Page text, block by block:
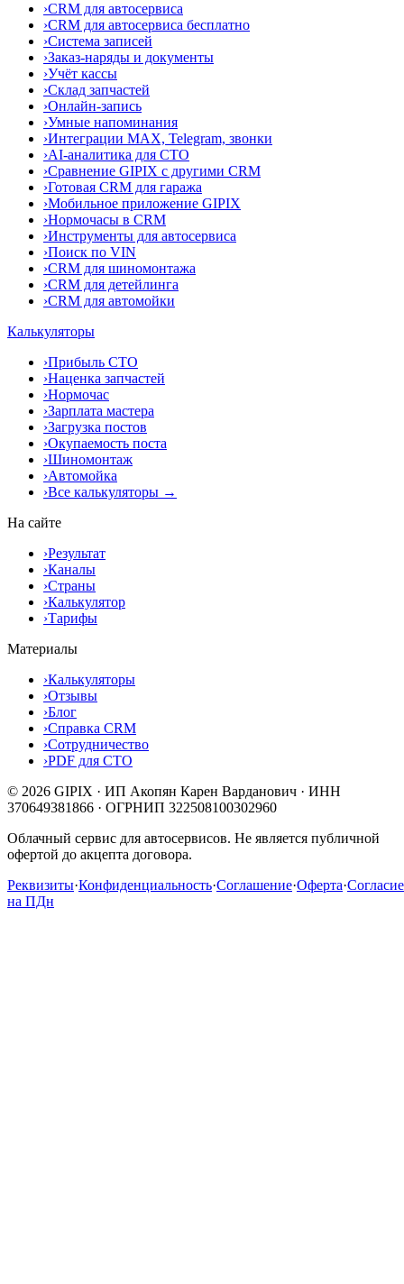
›CRM для автосервиса
›CRM для автосервиса бесплатно
›Система записей
›Заказ-наряды и документы
›Учёт кассы
›Склад запчастей
›Онлайн-запись
›Умные напоминания
›Интеграции MAX, Telegram, звонки
›AI-аналитика для СТО
›Сравнение GIPIX с другими CRM
›Готовая CRM для гаража
›Мобильное приложение GIPIX
›Нормочасы в CRM
›Инструменты для автосервиса
›Поиск по VIN
›CRM для шиномонтажа
›CRM для детейлинга
›CRM для автомойки
Калькуляторы
›Прибыль СТО
›Наценка запчастей
›Нормочас
›Зарплата мастера
›Загрузка постов
›Окупаемость поста
›Шиномонтаж
›Автомойка
›Все калькуляторы →
На сайте
›Результат
›Каналы
›Страны
›Калькулятор
›Тарифы
Материалы
›Калькуляторы
›Отзывы
›Блог
›Справка CRM
›Сотрудничество
›PDF для СТО
© 2026 GIPIX · ИП Акопян Карен Варданович · ИНН
370649381866 · ОГРНИП 322508100302960
Облачный сервис для автосервисов. Не является публичной
офертой до акцепта договора.
Реквизиты·Конфиденциальность·Соглашение·Оферта·Согласие
на ПДн